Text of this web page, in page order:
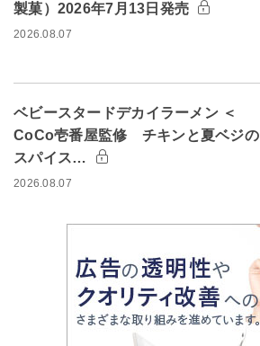
製菓）2026年7月13日発売
2026.08.07
ベビースタードデカイラーメン ＜
CoCo壱番屋監修 チキンと夏ベジの
スパイス…
2026.08.07